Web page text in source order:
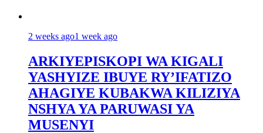
2 weeks ago1 week ago
ARKIYEPISKOPI WA KIGALI
YASHYIZE IBUYE RY’IFATIZO
AHAGIYE KUBAKWA KILIZIYA
NSHYA YA PARUWASI YA
MUSENYI